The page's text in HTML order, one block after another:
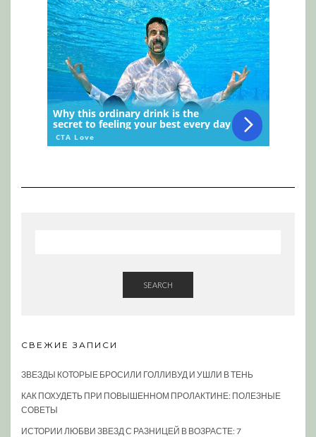
SEARCH
СВЕЖИЕ ЗАПИСИ
ЗВЕЗДЫ КОТОРЫЕ БРОСИЛИ ГОЛЛИВУД И УШЛИ В ТЕНЬ
КАК ПОХУДЕТЬ ПРИ ПОВЫШЕННОМ ПРОЛАКТИНЕ: ПОЛЕЗНЫЕ
СОВЕТЫ
ИСТОРИИ ЛЮБВИ ЗВЕЗД С РАЗНИЦЕЙ В ВОЗРАСТЕ: 7